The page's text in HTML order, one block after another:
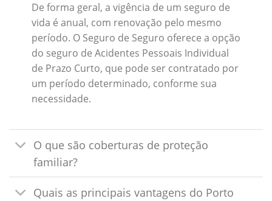
De forma geral, a vigência de um seguro de
vida é anual, com renovação pelo mesmo
período. O Seguro de Seguro oferece a opção
do seguro de Acidentes Pessoais Individual
de Prazo Curto, que pode ser contratado por
um período determinado, conforme sua
necessidade.
O que são coberturas de proteção
familiar?
Quais as principais vantagens do Porto